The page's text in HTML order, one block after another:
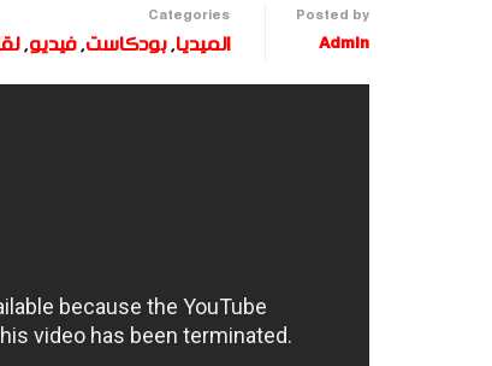
Posted by
Admin
Categories
الميديا,بودكاست,فيديو,